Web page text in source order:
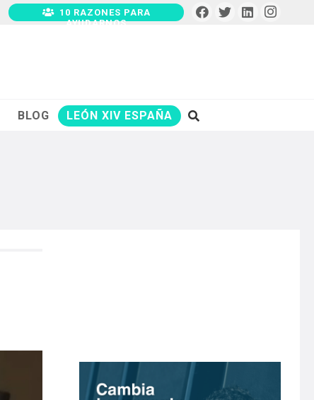
10 RAZONES PARA
AYUDARNOS
BLOG LEÓN XIV ESPAÑA